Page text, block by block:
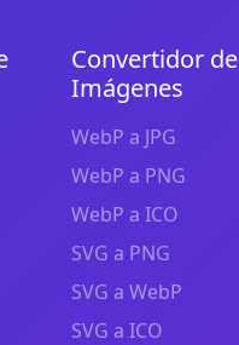
Convertidor de
Imágenes
WebP a JPG
WebP a PNG
WebP a ICO
SVG a PNG
SVG a WebP
SVG a ICO